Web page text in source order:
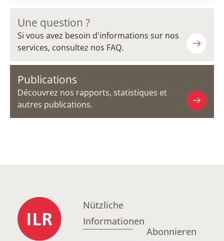
Une question ?
Si vous avez besoin d'informations sur nos
services, consultez nos FAQ.
Publications
Découvrez nos rapports, statistiques et
autres publications.
Nützliche
Informationen
Abonnieren